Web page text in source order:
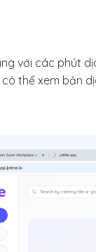
với các phút
thể xem bản